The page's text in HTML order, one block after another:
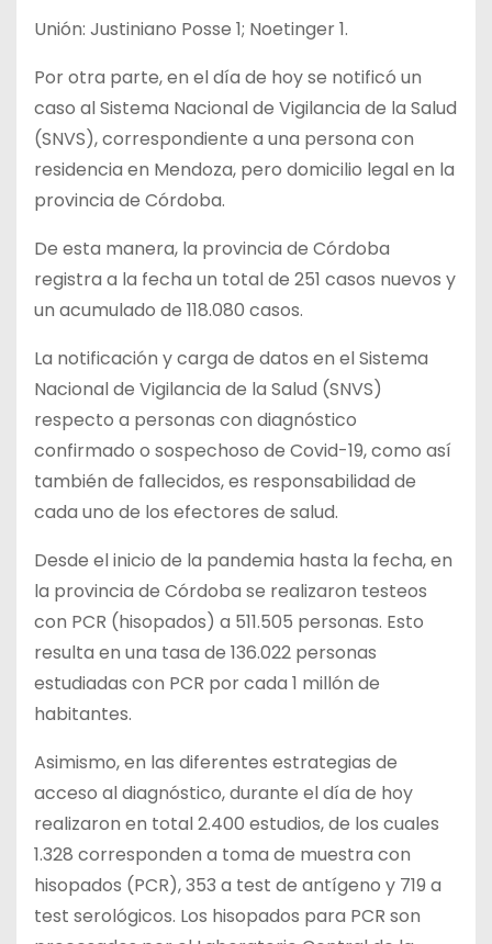
Unión: Justiniano Posse 1; Noetinger 1.
Por otra parte, en el día de hoy se notificó un
caso al Sistema Nacional de Vigilancia de la Salud
(SNVS), correspondiente a una persona con
residencia en Mendoza, pero domicilio legal en la
provincia de Córdoba.
De esta manera, la provincia de Córdoba
registra a la fecha un total de 251 casos nuevos y
un acumulado de 118.080 casos.
La notificación y carga de datos en el Sistema
Nacional de Vigilancia de la Salud (SNVS)
respecto a personas con diagnóstico
confirmado o sospechoso de Covid-19, como así
también de fallecidos, es responsabilidad de
cada uno de los efectores de salud.
Desde el inicio de la pandemia hasta la fecha, en
la provincia de Córdoba se realizaron testeos
con PCR (hisopados) a 511.505 personas. Esto
resulta en una tasa de 136.022 personas
estudiadas con PCR por cada 1 millón de
habitantes.
Asimismo, en las diferentes estrategias de
acceso al diagnóstico, durante el día de hoy
realizaron en total 2.400 estudios, de los cuales
1.328 corresponden a toma de muestra con
hisopados (PCR), 353 a test de antígeno y 719 a
test serológicos. Los hisopados para PCR son